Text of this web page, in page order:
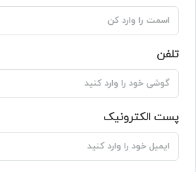
تلفن
پست الکترونیک